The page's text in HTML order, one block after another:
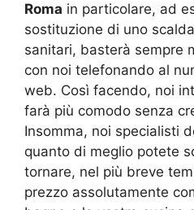
Roma in particolare, ad
sostituzione di uno
sanitari, basterà sempre
con noi telefonando al
web. Così facendo, noi
farà più comodo senza
Insomma, noi specialisti
quanto di meglio potete
tornare, nel più breve
prezzo assolutamente